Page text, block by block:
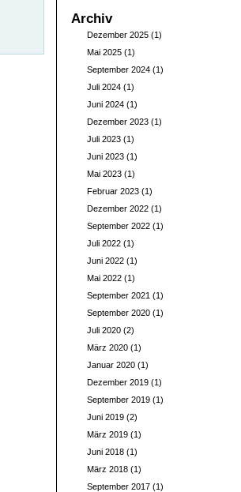
Archiv
Dezember 2025(1)
Mai 2025(1)
September 2024(1)
Juli 2024(1)
Juni 2024(1)
Dezember 2023(1)
Juli 2023(1)
Juni 2023(1)
Mai 2023(1)
Februar 2023(1)
Dezember 2022(1)
September 2022(1)
Juli 2022(1)
Juni 2022(1)
Mai 2022(1)
September 2021 (1)
September 2020(1)
Juli 2020(2)
März 2020(1)
Januar 2020(1)
Dezember 2019(1)
September 2019(1)
Juni 2019(2)
März 2019(1)
Juni 2018(1)
März 2018(1)
September 2017(1)